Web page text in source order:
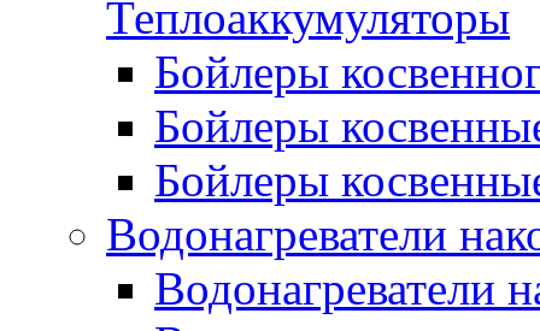
Теплоаккумуляторы
Бойлеры
Бойлеры
Бойлеры
Водонагреватели
Водонагреватели